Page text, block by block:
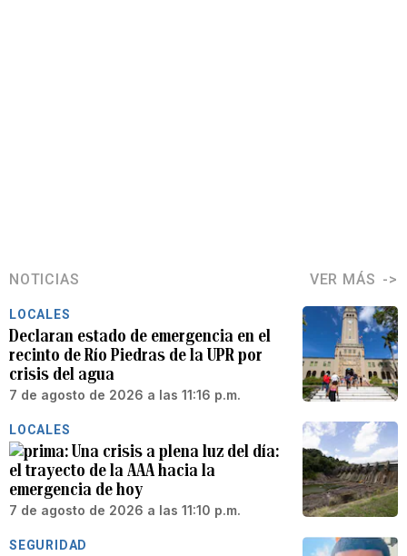
NOTICIAS VER MÁS
LOCALES
Declaran estado de emergencia en el
recinto de Río Piedras de la UPR por
crisis del agua
7 de agosto de 2026 a las 11:16 p.m.
LOCALES
Una crisis a plena luz del día:
el trayecto de la AAA hacia la
emergencia de hoy
7 de agosto de 2026 a las 11:10 p.m.
SEGURIDAD